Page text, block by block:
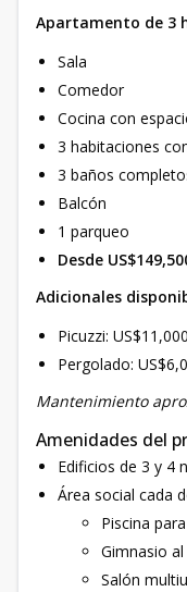
Apartamento de 3
Sala
Comedor
Cocina con
3 habitaciones
3 baños
Balcón
1 parqueo
Desde
Adicionales
Picuzzi: US$11,000
Pergolado:
Mantenimiento
Amenidades del
Edificios de 3 y 4
Área social cada
Piscina
Gimnasio
Salón